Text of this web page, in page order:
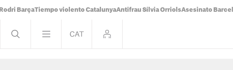
Rodri BarçaTiempo violento CatalunyaAntifrau Sílvia OrriolsAsesinato